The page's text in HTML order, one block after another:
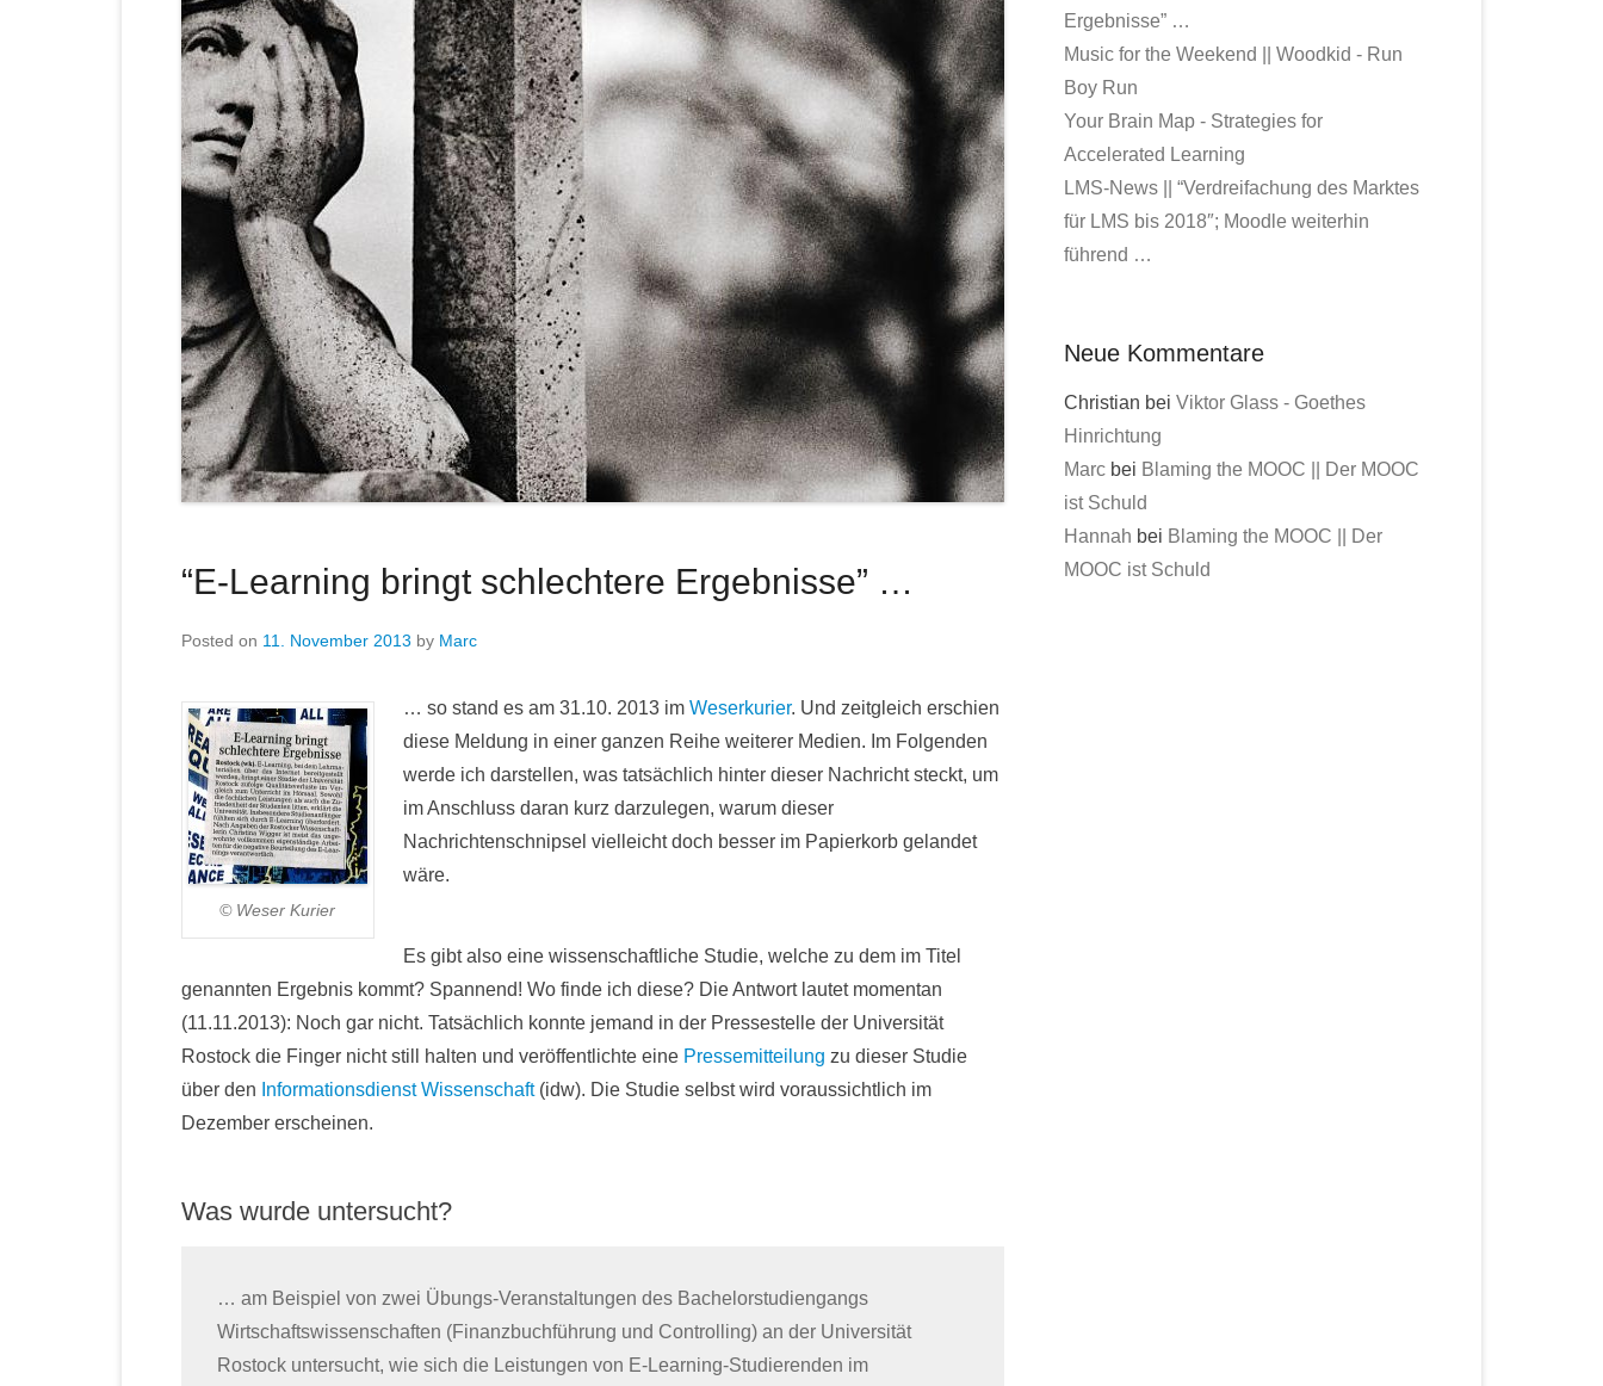
“E-Learning bringt schlechtere Ergebnisse” …
Posted on 11. November 2013 by Marc
© Weser Kurier
… so stand es am 31.10. 2013 im Weserkurier. Und zeitgleich erschien
diese Meldung in einer ganzen Reihe weiterer Medien. Im Folgenden
werde ich darstellen, was tatsächlich hinter dieser Nachricht steckt, um
im Anschluss daran kurz darzulegen, warum dieser
Nachrichtenschnipsel vielleicht doch besser im Papierkorb gelandet
wäre.
Es gibt also eine wissenschaftliche Studie, welche zu dem im Titel
genannten Ergebnis kommt? Spannend! Wo finde ich diese? Die Antwort lautet momentan
(11.11.2013): Noch gar nicht. Tatsächlich konnte jemand in der Pressestelle der Universität
Rostock die Finger nicht still halten und veröffentlichte eine Pressemitteilung zu dieser Studie
über den Informationsdienst Wissenschaft(idw). Die Studie selbst wird voraussichtlich im
Dezember erscheinen.
Was wurde untersucht?
… am Beispiel von zwei Übungs-Veranstaltungen des Bachelorstudiengangs
Wirtschaftswissenschaften (Finanzbuchführung und Controlling) an der Universität
Rostock untersucht, wie sich die Leistungen von E-Learning-Studierenden im
Ergebnisse” …
Music for the Weekend || Woodkid - Run
Boy Run
Your Brain Map - Strategies for
Accelerated Learning
LMS-News || “Verdreifachung des Marktes
für LMS bis 2018″; Moodle weiterhin
führend …
Neue Kommentare
Christian bei Viktor Glass - Goethes
Hinrichtung
Marc bei Blaming the MOOC || Der MOOC
ist Schuld
Hannah bei Blaming the MOOC || Der
MOOC ist Schuld